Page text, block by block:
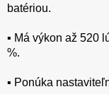
batériou.
▪️ Má výkon až 520
%.
▪️ Ponúka